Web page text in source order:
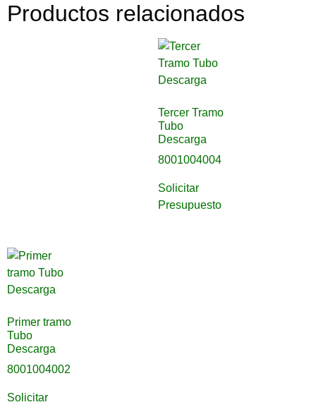
Productos relacionados
Tercer Tramo
Tubo
Descarga
8001004004
Solicitar
Presupuesto
Primer tramo
Tubo
Descarga
8001004002
Solicitar